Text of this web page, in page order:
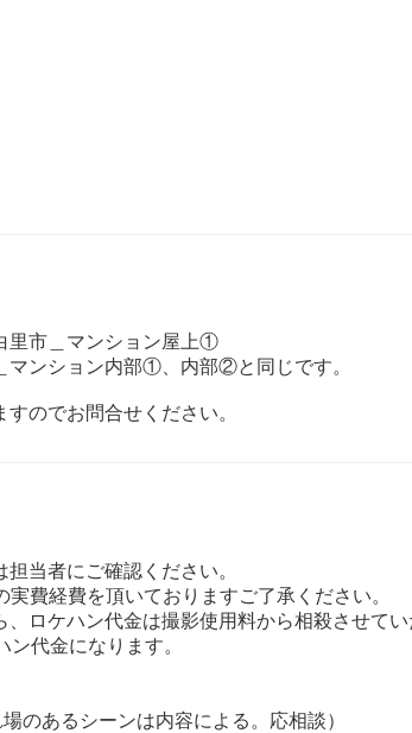
里市＿マンション屋上①
ンション内部①、内部②と同じです。
のでお問合せください。
当者にご確認ください。
費経費を頂いておりますご了承ください。
ロケハン代金は撮影使用料から相殺させてい
代金になります。
のあるシーンは内容による。応相談）